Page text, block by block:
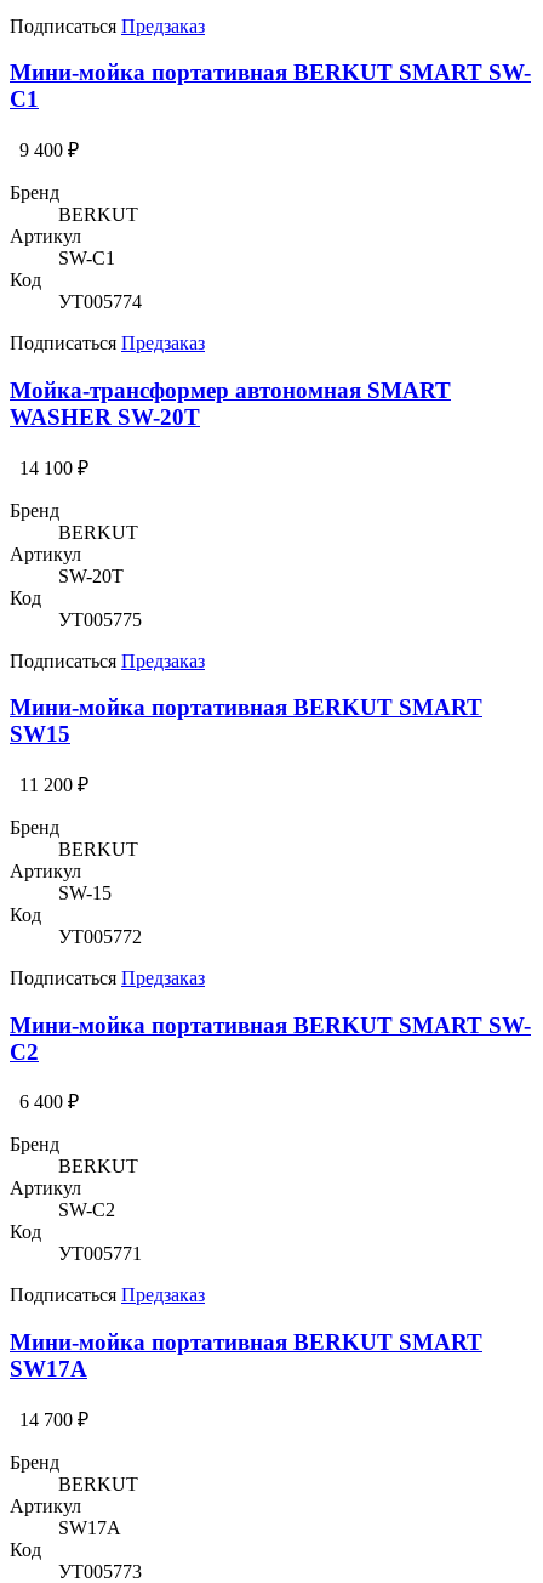
Подписаться Предзаказ
Мини-мойка портативная BERKUT SMART SW-
C1
9 400 ₽
Бренд
BERKUT
Артикул
SW-C1
Код
УТ005774
Подписаться Предзаказ
Мойка-трансформер автономная SMART
WASHER SW-20T
14 100 ₽
Бренд
BERKUT
Артикул
SW-20T
Код
УТ005775
Подписаться Предзаказ
Мини-мойка портативная BERKUT SMART
SW15
11 200 ₽
Бренд
BERKUT
Артикул
SW-15
Код
УТ005772
Подписаться Предзаказ
Мини-мойка портативная BERKUT SMART SW-
C2
6 400 ₽
Бренд
BERKUT
Артикул
SW-C2
Код
УТ005771
Подписаться Предзаказ
Мини-мойка портативная BERKUT SMART
SW17A
14 700 ₽
Бренд
BERKUT
Артикул
SW17A
Код
УТ005773